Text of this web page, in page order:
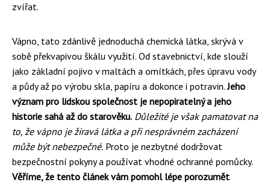
zvířat.
Vápno, tato zdánlivě jednoduchá chemická látka, skrývá v
sobě překvapivou škálu využití. Od stavebnictví, kde slouží
jako základní pojivo v maltách a omítkách, přes úpravu vody
a půdy až po výrobu skla, papíru a dokonce i potravin.Jeho
význam pro lidskou společnost je nepopiratelný a jeho
historie sahá až do starověku. Důležité je však pamatovat na
to, že vápno je žíravá látka a při nesprávném zacházení
může být nebezpečné. Proto je nezbytné dodržovat
bezpečnostní pokyny a používat vhodné ochranné pomůcky.
Věříme, že tento článek vám pomohl lépe porozumět